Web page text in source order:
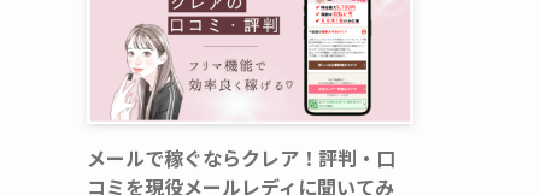
メールで稼ぐならクレア！評判・口
コミを現役メールレディに聞いてみ